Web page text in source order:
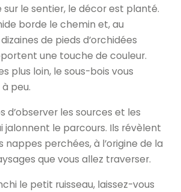
sur le sentier, le décor est planté.
borde le chemin et, au
de pieds d’orchidées
une touche de couleur.
plus loin, le sous-bois vous
peu.
d’observer les sources et les
jalonnent le parcours. Ils révèlent
nappes perchées, à l’origine de la
que vous allez traverser.
le petit ruisseau, laissez-vous